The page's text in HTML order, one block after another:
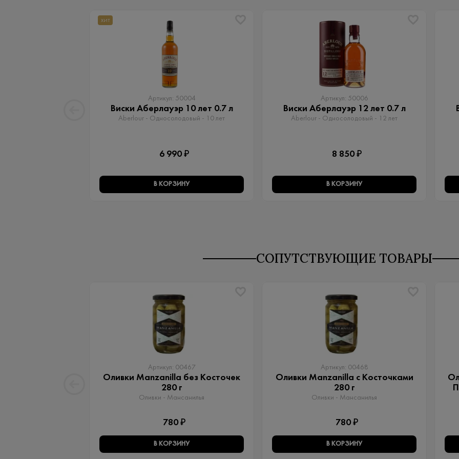
ХИТ
Артикул: 50004
Виски Аберлауэр 10 лет 0.7 л
Aberlour - Односолодовый​ - 10 лет
6 990 ₽
В КОРЗИНУ
Артикул: 50006
Виски Аберлауэр 12 лет 0.7 л
Aberlour - Односолодовый​ - 12 лет
8 850 ₽
В КОРЗИНУ
СОПУТСТВУЮЩИЕ ТОВАРЫ
Артикул: 00467
Оливки Manzanilla без Косточек
280 г
Оливки - Мансанилья
780 ₽
В КОРЗИНУ
Артикул: 00468
Оливки Manzanilla с Косточками
280 г
Оливки - Мансанилья
780 ₽
В КОРЗИНУ